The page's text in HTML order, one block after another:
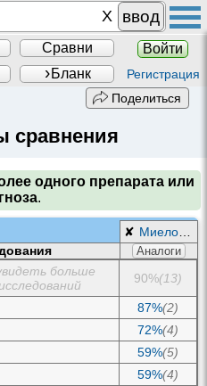
ввод
Сравни
Войти
Бланк Регистрация
Поделиться
сравнения
одного препарата или
.
✘ Миеломная болезнь
Аналоги
больше
90%(13)
87%(2)
72%(4)
59%(5)
59%(4)